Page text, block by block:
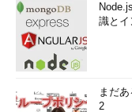
XML形式で結果を保
ールによる解析を行う
●grep形式（-oG or -
識とイ
まだ
2